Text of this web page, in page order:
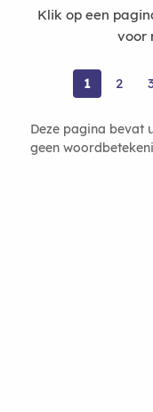
Klik op een
voor
1 2
Deze pagina bevat
geen